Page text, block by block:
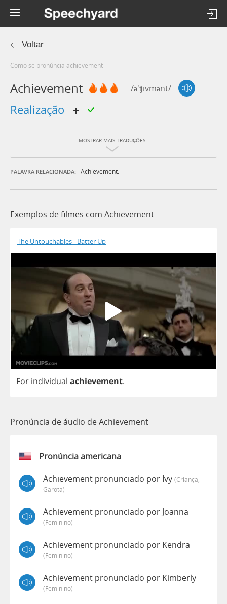
Voltar
Como se pronúncia achievement
Achievement /ə'ʧivmənt/
realização
MOSTRAR MAIS TRADUÇÕES
PALAVRA RELACIONADA: Achievement.
Exemplos de filmes com Achievement
The Untouchables - Batter Up
For individual achievement.
Pronúncia de áudio de Achievement
Pronúncia americana
Achievement pronunciado por Ivy (criança,
Garota)
Achievement pronunciado por Joanna
(feminino)
Achievement pronunciado por Kendra
(feminino)
Achievement pronunciado por Kimberly
(feminino)